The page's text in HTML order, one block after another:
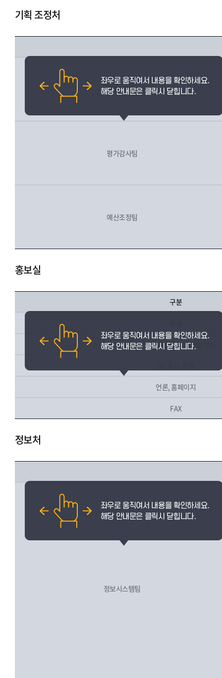
기획 조정처
전략기획팀
평가감사팀
예산조정팀
홍보실
구분
소식지, 홍보물, 학생홍보대사
언론, 홈페이지
FAX
정보처
정보시스템팀